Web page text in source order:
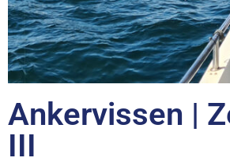
Ankervissen |
III